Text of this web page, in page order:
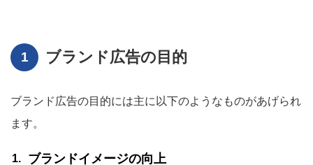
ブランド広告の目的
ブランド広告の目的には主に以下のようなものがあげられ
ます。
ブランドイメージの向上